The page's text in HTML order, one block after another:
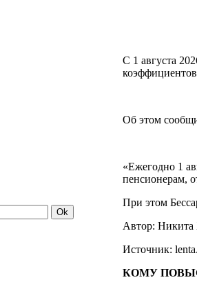
С 1 августа
Об этом
«Ежегодно 1
пенсионерам,
При этом
Автор:
Источник:
КОМУ